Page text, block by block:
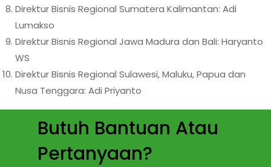
Direktur Bisnis Regional Sumatera Kalimantan: Adi
Lumakso
Direktur Bisnis Regional Jawa Madura dan Bali: Haryanto
WS
Direktur Bisnis Regional Sulawesi, Maluku, Papua dan
Nusa Tenggara: Adi Priyanto
Butuh Bantuan Atau
Pertanyaan?